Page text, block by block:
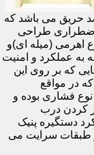
حریق می باشد که
اضطراری طراحی
اهرمی (میله ای)و
به عملکرد و امنیت
که بر روی این
در مواقع
فشاری بوده و
کردن درب
دستگیره پنیک
طبقات سرایت می